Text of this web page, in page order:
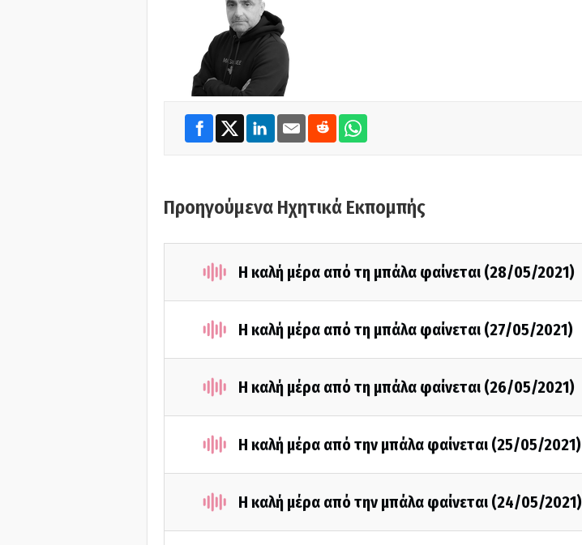
Προηγούμενα Ηχητικά Εκπομπής
Η καλή μέρα από τη μπάλα φαίνεται (28/05/2021)
Η καλή μέρα από τη μπάλα φαίνεται (27/05/2021)
Η καλή μέρα από τη μπάλα φαίνεται (26/05/2021)
Η καλή μέρα από την μπάλα φαίνεται (25/05/2021)
Η καλή μέρα από την μπάλα φαίνεται (24/05/2021)